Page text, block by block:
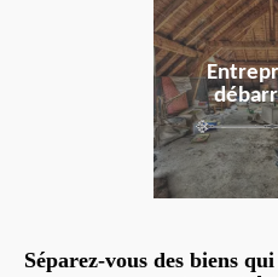
en
Séparez-vous des biens